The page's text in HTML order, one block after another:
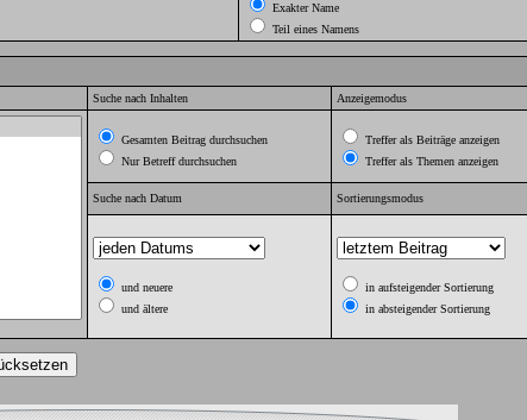
Exakter Name
Teil eines Namens
Suche nach Inhalten Anzeigemodus
Gesamten Beitrag durchsuchen
Nur Betreff durchsuchen
Treffer als Beiträge anzeigen
Treffer als Themen anzeigen
Suche nach Datum Sortierungsmodus
und neuere
und ältere
in aufsteigender Sortierung
in absteigender Sortierung